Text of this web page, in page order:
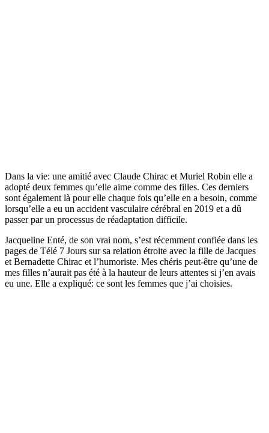
Dans la vie: une amitié avec Claude Chirac et Muriel Robin elle a
adopté deux femmes qu’elle aime comme des filles. Ces derniers
sont également là pour elle chaque fois qu’elle en a besoin, comme
lorsqu’elle a eu un accident vasculaire cérébral en 2019 et a dû
passer par un processus de réadaptation difficile.
Jacqueline Enté, de son vrai nom, s’est récemment confiée dans les
pages de Télé 7 Jours sur sa relation étroite avec la fille de Jacques
et Bernadette Chirac et l’humoriste. Mes chéris peut-être qu’une de
mes filles n’aurait pas été à la hauteur de leurs attentes si j’en avais
eu une. Elle a expliqué: ce sont les femmes que j’ai choisies.